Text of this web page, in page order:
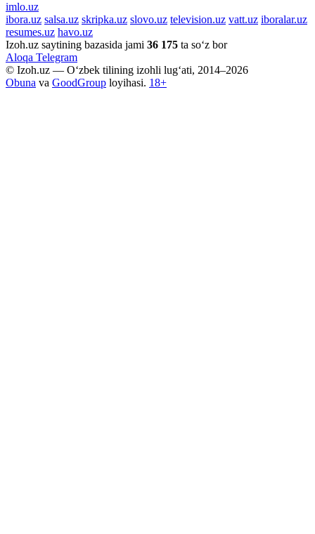
imlo.uz
ibora.uz salsa.uz skripka.uz slovo.uz television.uz vatt.uz iboralar.uz
resumes.uz havo.uz
Izoh.uz saytining bazasida jami 36 175 ta so‘z bor
Aloqa Telegram
© Izoh.uz — O‘zbek tilining izohli lug‘ati, 2014–2026
Obuna va GoodGroup loyihasi. 18+